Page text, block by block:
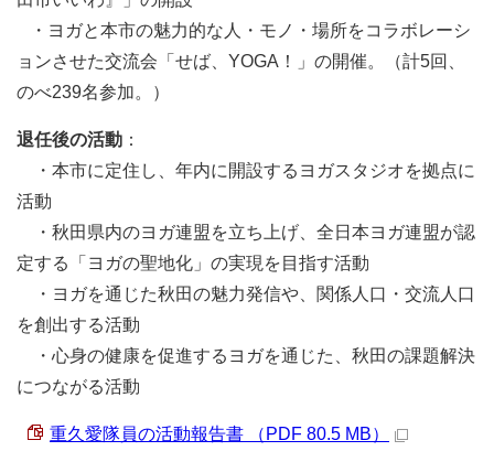
・ヨガと本市の魅力的な人・モノ・場所をコラボレーシ
ョンさせた交流会「せば、YOGA！」の開催。（計5回、
のべ239名参加。）
退任後の活動 ：
・本市に定住し、年内に開設するヨガスタジオを拠点に
活動
・秋田県内のヨガ連盟を立ち上げ、全日本ヨガ連盟が認
定する「ヨガの聖地化」の実現を目指す活動
・ヨガを通じた秋田の魅力発信や、関係人口・交流人口
を創出する活動
・心身の健康を促進するヨガを通じた、秋田の課題解決
につながる活動
重久愛隊員の活動報告書 （PDF 80.5 MB）